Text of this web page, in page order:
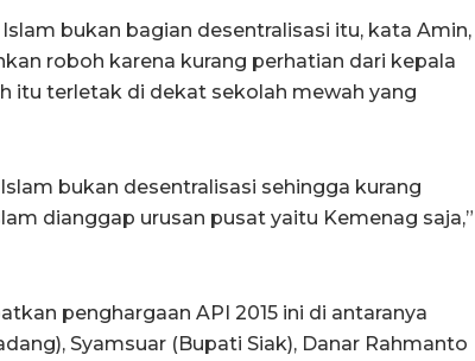
bukan bagian desentralisasi itu, kata Amin,
roboh karena kurang perhatian dari kepala
itu terletak di dekat sekolah mewah yang
bukan desentralisasi sehingga kurang
dianggap urusan pusat yaitu Kemenag saja,”
penghargaan API 2015 ini di antaranya
Syamsuar (Bupati Siak), Danar Rahmanto